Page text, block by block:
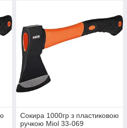
Сокира 1000гр з пластиковою
ручкою Miol 33-069